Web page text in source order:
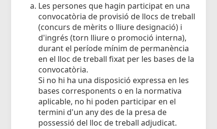
Les persones que hagin participat en una
convocatòria de provisió de llocs de treball
(concurs de mèrits o lliure designació) i
d'ingrés (torn lliure o promoció interna),
durant el període mínim de permanència
en el lloc de treball fixat per les bases de la
convocatòria.
Si no hi ha una disposició expressa en les
bases corresponents o en la normativa
aplicable, no hi poden participar en el
termini d'un any des de la presa de
possessió del lloc de treball adjudicat.